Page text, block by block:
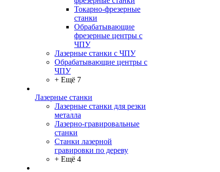
Токарно-фрезерные
станки
Обрабатывающие
фрезерные центры с
ЧПУ
Лазерные станки с ЧПУ
Обрабатывающие центры с
ЧПУ
+ Ещё 7
Лазерные станки
Лазерные станки для резки
металла
Лазерно-гравировальные
станки
Станки лазерной
гравировки по дереву
+ Ещё 4